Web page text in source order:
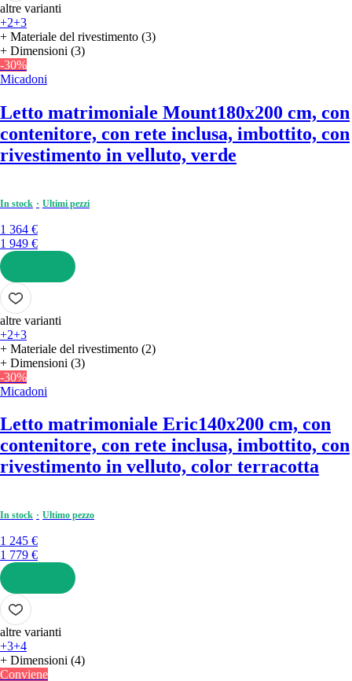
altre varianti
+2+3
+ Materiale del rivestimento (3)
+ Dimensioni (3)
-30%
Micadoni
Letto matrimoniale Mount180x200 cm, con
contenitore, con rete inclusa, imbottito, con
rivestimento in velluto, verde
In stock Ultimi pezzi
1 364 €
1 949 €
AGGIUNGI
altre varianti
+2+3
+ Materiale del rivestimento (2)
+ Dimensioni (3)
-30%
Micadoni
Letto matrimoniale Eric140x200 cm, con
contenitore, con rete inclusa, imbottito, con
rivestimento in velluto, color terracotta
In stock Ultimo pezzo
1 245 €
1 779 €
AGGIUNGI
altre varianti
+3+4
+ Dimensioni (4)
Conviene